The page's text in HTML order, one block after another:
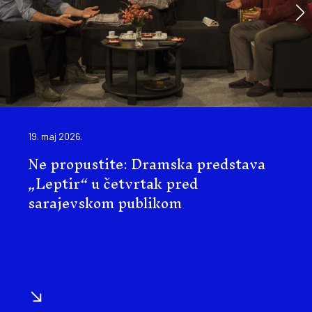
19. maj 2026.
Ne propustite: Dramska predstava
„Leptir“ u četvrtak pred
sarajevskom publikom